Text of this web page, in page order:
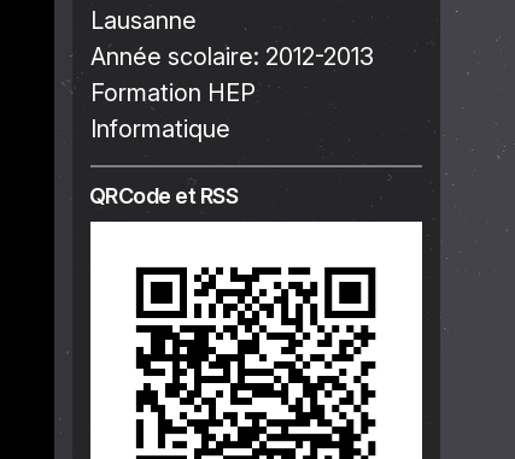
Lausanne
Année scolaire: 2012-2013
Formation HEP
Informatique
QRCode et RSS